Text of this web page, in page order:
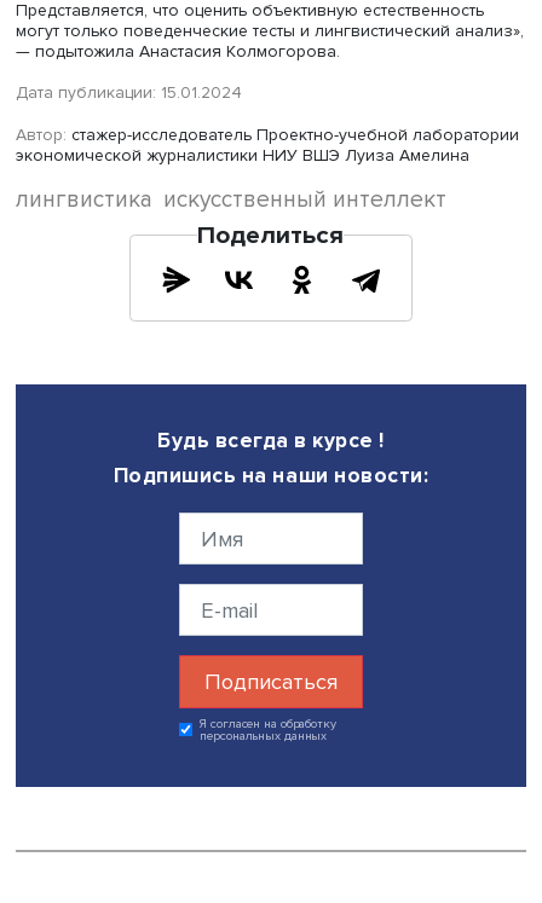
Исследование показало, что при наличии у каждого
уникальных достоинств существуют и ограничения. Так,
tune естественность шла в паре с неточным
сентимента, у P-tune все было наоборот. TRL
продемонстрировал компромисс между двумя другими
методами.
Анастасия Марголина в своей работе использовала и
субъективную человеческую оценку, чтобы получить
многогранную валидацию эффективности каждого
Был проведен тест с участием более 100 человек,
которыми стояла задача определить, кто написал
или человек. Из 456 текстов только 147 были оценены
«Люди склонны преувеличивать свою
задала вопрос спикер. И затем привела несколько
текстов от ИИ характерны следующие признаки:
Нет содержимого
Нет содержимого
Нет содержимого
Нет содержимого
А для написанных людьми текстов они выбрали
Нет содержимого
Нет содержимого